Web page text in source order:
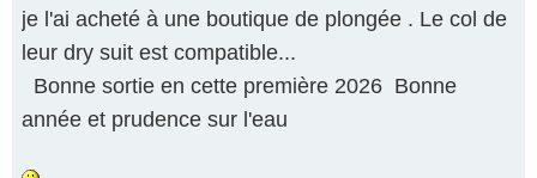
je l'ai acheté à une boutique de plongée . Le col de
leur dry suit est compatible...
Bonne sortie en cette première 2026 Bonne
année et prudence sur l'eau